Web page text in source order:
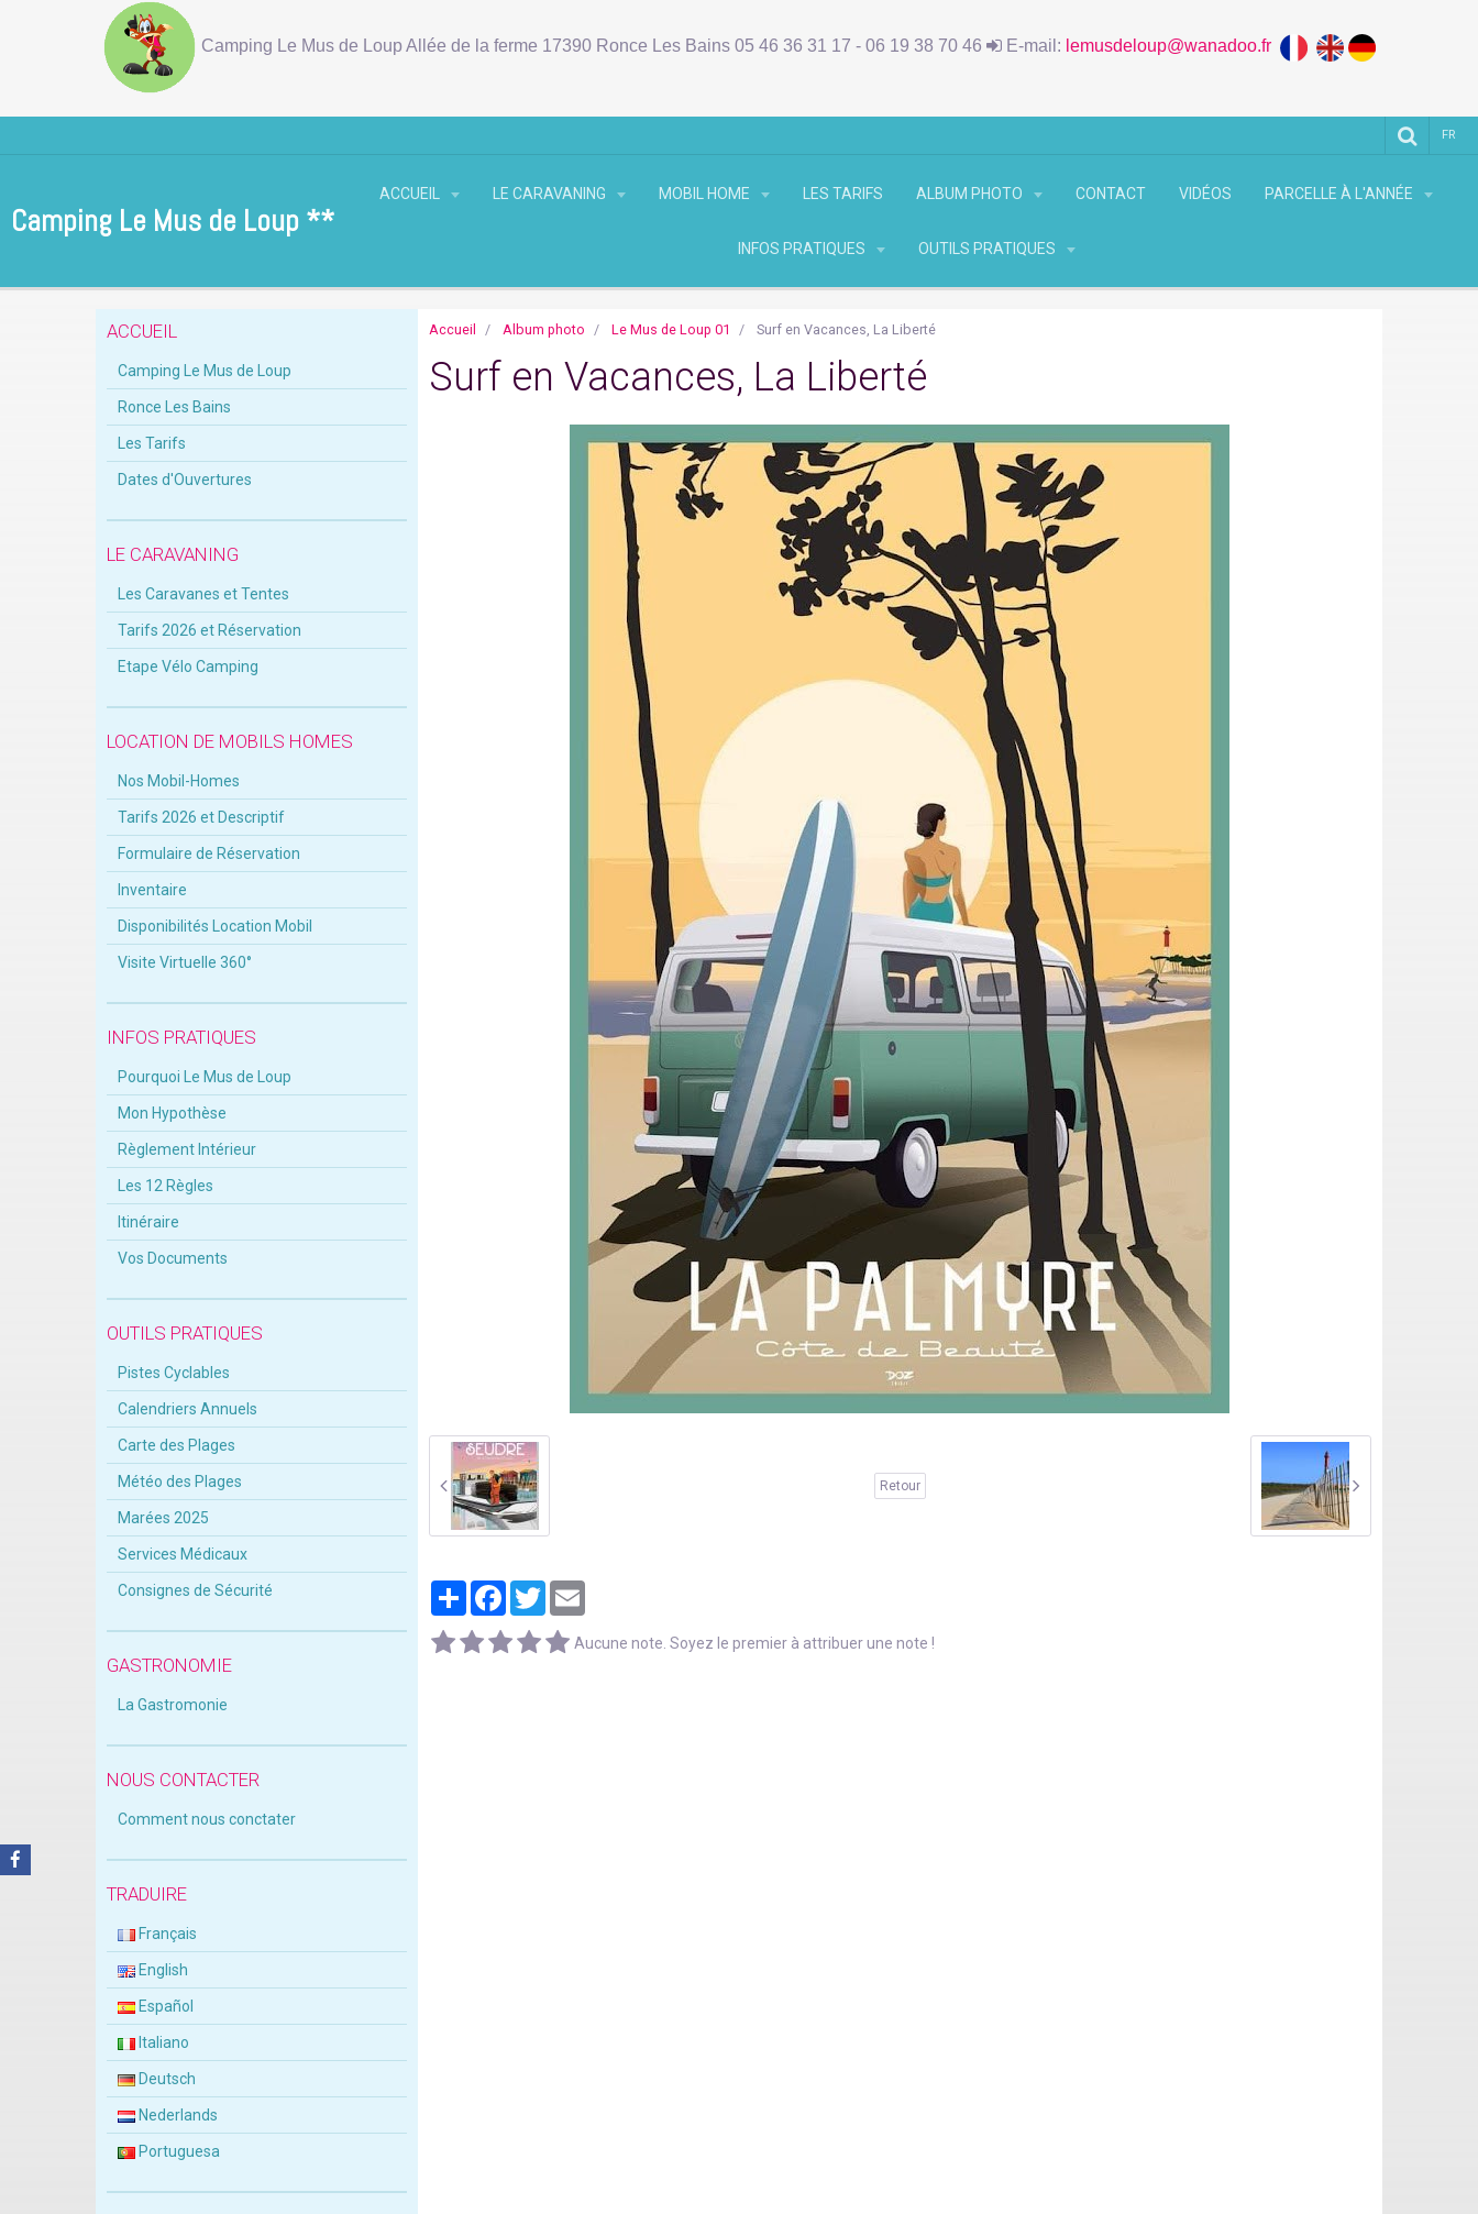
Camping Le Mus de Loup Allée de la ferme 17390 Ronce Les Bains 05 46 36 31 17 - 06 19 38 70 46 E-mail: lemusdeloup@wanadoo.fr
Camping Le Mus de Loup **
ACCUEIL LE CARAVANING MOBIL HOME LES TARIFS ALBUM PHOTO CONTACT VIDÉOS PARCELLE À L'ANNÉE
INFOS PRATIQUES OUTILS PRATIQUES
FR
Accueil Album photo Le Mus de Loup 01 Surf en Vacances, La Liberté
Surf en Vacances, La Liberté
Retour
PartagerFacebook
TwitterEmail
Aucune note. Soyez le premier à attribuer une note !
ACCUEIL
Camping Le Mus de Loup
Ronce Les Bains
Les Tarifs
Dates d'Ouvertures
LE CARAVANING
Les Caravanes et Tentes
Tarifs 2026 et Réservation
Etape Vélo Camping
LOCATION DE MOBILS HOMES
Nos Mobil-Homes
Tarifs 2026 et Descriptif
Formulaire de Réservation
Inventaire
Disponibilités Location Mobil
Visite Virtuelle 360°
INFOS PRATIQUES
Pourquoi Le Mus de Loup
Mon Hypothèse
Règlement Intérieur
Les 12 Règles
Itinéraire
Vos Documents
OUTILS PRATIQUES
Pistes Cyclables
Calendriers Annuels
Carte des Plages
Météo des Plages
Marées 2025
Services Médicaux
Consignes de Sécurité
GASTRONOMIE
La Gastromonie
NOUS CONTACTER
Comment nous conctater
TRADUIRE
Français
English
Español
Italiano
Deutsch
Nederlands
Portuguesa